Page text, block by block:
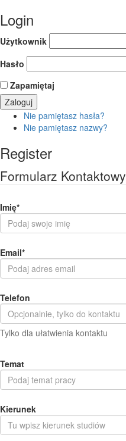
Login
Użytkownik
Hasło
Zapamiętaj
Nie pamiętasz hasła?
Nie pamiętasz nazwy?
Register
Formularz Kontaktowy
Imię*
Email*
Telefon
Tylko dla ułatwienia kontaktu
Temat
Kierunek